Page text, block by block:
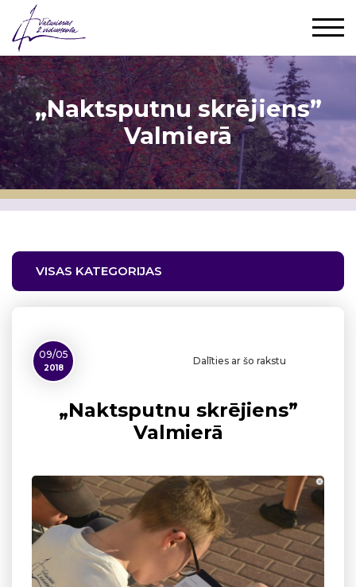
„Naktsputnu skrējiens”
Valmierā
VISAS KATEGORIJAS
09/05
2018
Dalīties ar šo rakstu
„Naktsputnu skrējiens”
Valmierā